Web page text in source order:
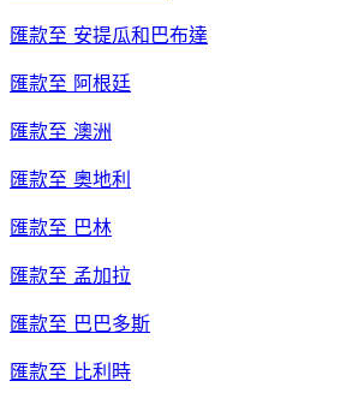
匯款至 安提瓜和巴布達
匯款至 阿根廷
匯款至 澳洲
匯款至 奧地利
匯款至 巴林
匯款至 孟加拉
匯款至 巴巴多斯
匯款至 比利時